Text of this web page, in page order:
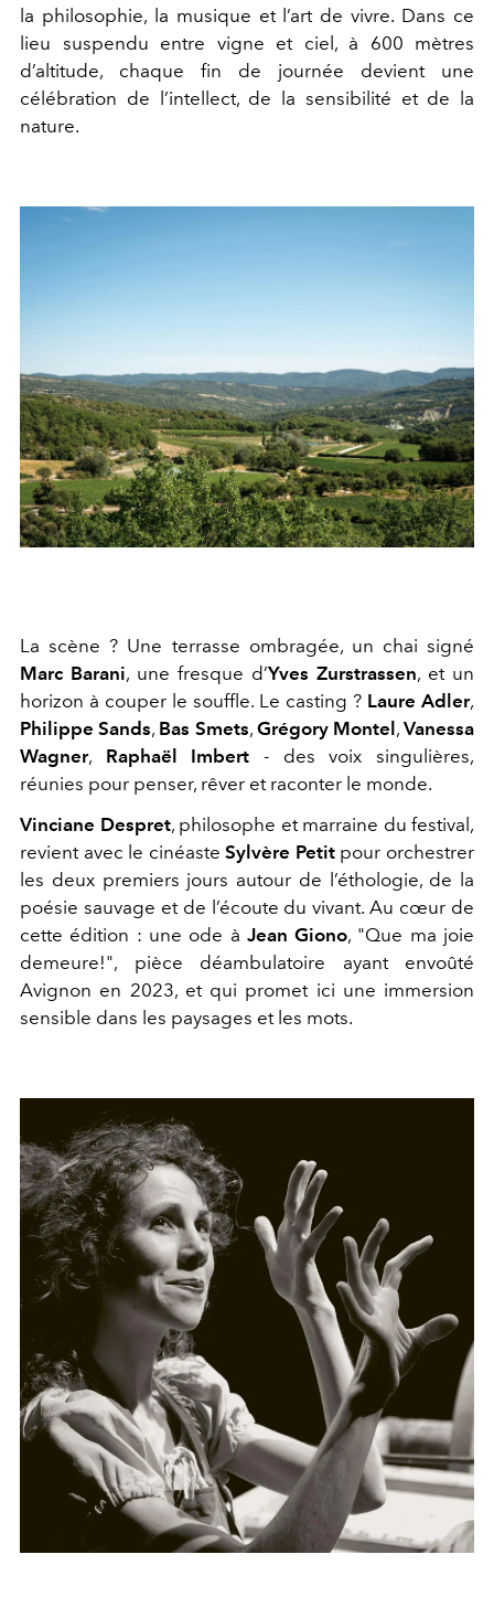
la philosophie, la musique et l’art de vivre. Dans ce
lieu suspendu entre vigne et ciel, à 600 mètres
d’altitude, chaque fin de journée devient une
célébration de l’intellect, de la sensibilité et de la
nature.
La scène ? Une terrasse ombragée, un chai signé
Marc Barani, une fresque d’Yves Zurstrassen, et un
horizon à couper le souffle. Le casting ? Laure Adler,
Philippe Sands, Bas Smets, Grégory Montel ,Vanessa
Wagner, Raphaël Imbert - des voix singulières,
réunies pour penser, rêver et raconter le monde.
Vinciane Despret, philosophe et marraine du festival,
revient avec le cinéasteSylvère Petitpour orchestrer
les deux premiers jours autour de l’éthologie, de la
poésie sauvage et de l’écoute du vivant. Au cœur de
cette édition : une ode à Jean Giono, "Que ma joie
demeure!", pièce déambulatoire ayant envoûté
Avignon en 2023, et qui promet ici une immersion
sensible dans les paysages et les mots.